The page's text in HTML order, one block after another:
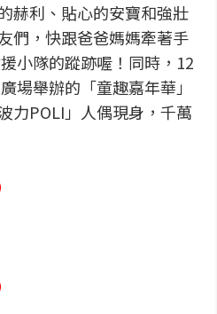
赫利、貼心的安寶和強壯
們，快跟爸爸媽媽牽著手
小隊的蹤跡喔！同時，12
場舉辦的「童趣嘉年華」
力POLI」人偶現身，千萬